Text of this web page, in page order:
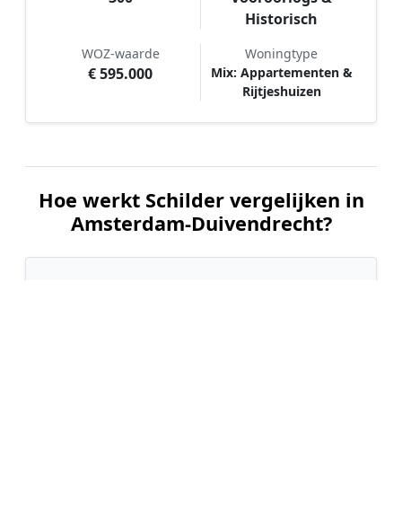
Historisch
WOZ-waarde
€ 595.000
Woningtype
Mix: Appartementen &
Rijtjeshuizen
Hoe werkt Schilder vergelijken in
Amsterdam-Duivendrecht?